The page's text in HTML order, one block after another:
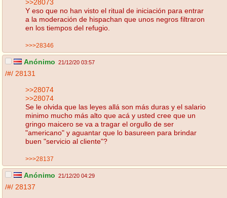
>>28073
Y eso que no han visto el ritual de iniciación para entrar
a la moderación de hispachan que unos negros filtraron
en los tiempos del refugio.
>>>28346
Anónimo 21/12/20 03:57
/#/ 28131
>>28074
>>28074
Se le olvida que las leyes allá son más duras y el salario
minimo mucho más alto que acá y usted cree que un
gringo maicero se va a tragar el orgullo de ser
"americano" y aguantar que lo basureen para brindar
buen "servicio al cliente"?
>>>28137
Anónimo 21/12/20 04:29
/#/ 28137